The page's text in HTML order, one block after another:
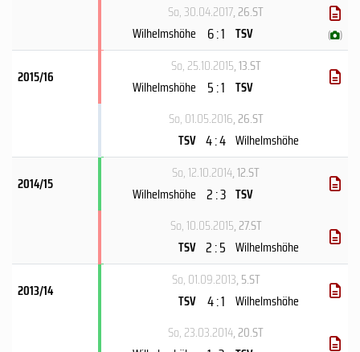
So, 30.04.2017, 26.ST
Wilhelmshöhe
6 : 1 TSV ( )
2015/16
So, 25.10.2015, 13.ST
Wilhelmshöhe
5 : 1 TSV
So, 01.05.2016, 26.ST
TSV 4 : 4 Wilhelmshöhe
2014/15
So, 12.10.2014, 12.ST
Wilhelmshöhe 2 : 3 TSV
So, 10.05.2015, 27.ST
TSV 2 : 5 Wilhelmshöhe
2013/14
So, 01.09.2013, 5.ST
TSV 4 : 1 Wilhelmshöhe
So, 23.03.2014, 20.ST